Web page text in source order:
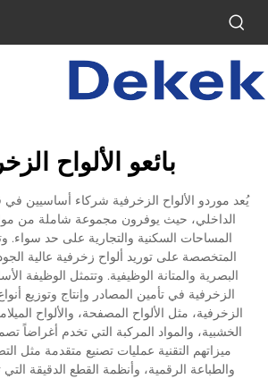
بائعو الألواح
يُعد موردو الألواح الزخرفية شركاء أساسيين في
الداخلي، حيث يوفرون مجموعة شاملة من
المساحات السكنية والتجارية على حد سواء.
المتخصصة على توريد ألواح زخرفية عالية
البصرية والمتانة الوظيفية. وتتمثل الوظيفة
الزخرفية في تأمين المصادر وإنتاج وتوزيع
الزخرفية، مثل الألواح المصفحة، والألواح
الخشبية، والمواد المركبة التي تخدم أغراضاً
ميزاتهم التقنية عمليات تصنيع متقدمة مثل
والطباعة الرقمية، وأنظمة القطع الدقيقة